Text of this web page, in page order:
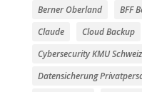
Berner Oberland
BFF
Claude
Cloud Backup
Cybersecurity KMU Schweiz
Datensicherung